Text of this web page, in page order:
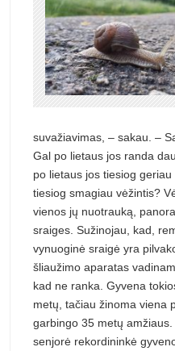
suvažiavimas, – sakau. –
Gal po lietaus jos randa
po lietaus jos tiesiog geriau
tiesiog smagiau vėžintis?
vienos jų nuotrauką,
sraiges. Sužinojau, kad,
vynuoginė sraigė yra
šliaužimo aparatas
kad ne ranka. Gyvena
metų, tačiau žinoma viena
garbingo 35 metų
senjorė rekordininkė